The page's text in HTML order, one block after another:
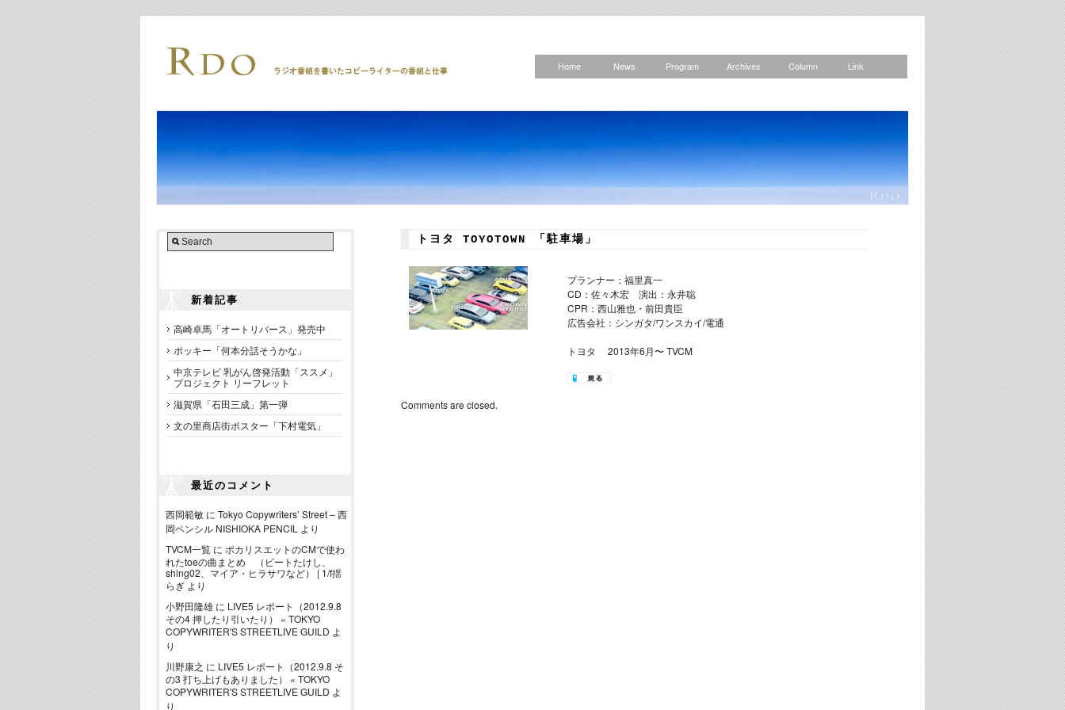
Home News Program Archives Column Link
新着記事
高崎卓馬「オートリバース」発売中
ポッキー「何本分話そうかな」
中京テレビ 乳がん啓発活動「ススメ」
プロジェクト リーフレット
滋賀県「石田三成」第一弾
文の里商店街ポスター「下村電気」
最近のコメント
西岡範敏 に Tokyo Copywriters’ Street – 西
岡ペンシル NISHIOKA PENCIL より
TVCM一覧 に ポカリスエットのCMで使わ
れたtoeの曲まとめ （ビートたけし、
shing02、マイア・ヒラサワなど） | 1/f揺
らぎ より
小野田隆雄 に LIVE5 レポート（2012.9.8
その4 押したり引いたり） « TOKYO
COPYWRITER'S STREETLIVE GUILD よ
り
川野康之 に LIVE5 レポート（2012.9.8 そ
の3 打ち上げもありました） « TOKYO
COPYWRITER'S STREETLIVE GUILD よ
り
トヨタ TOYOTOWN 「駐車場」
プランナー：福里真一
CD：佐々木宏 演出：永井聡
CPR：西山雅也・前田貴臣
広告会社：シンガタ/ワンスカイ/電通
トヨタ 2013年6月〜 TVCM
Comments are closed.